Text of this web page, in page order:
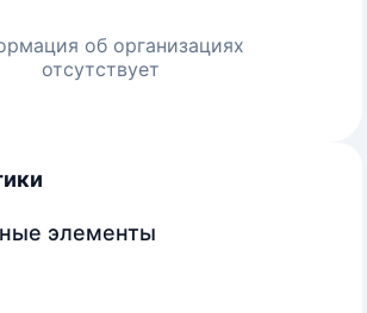
об организациях
отсутствует
элементы